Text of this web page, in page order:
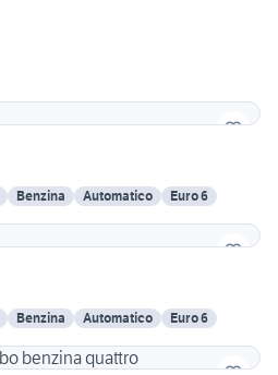
Benzina Automatico
Euro 6
Benzina Automatico
Euro 6